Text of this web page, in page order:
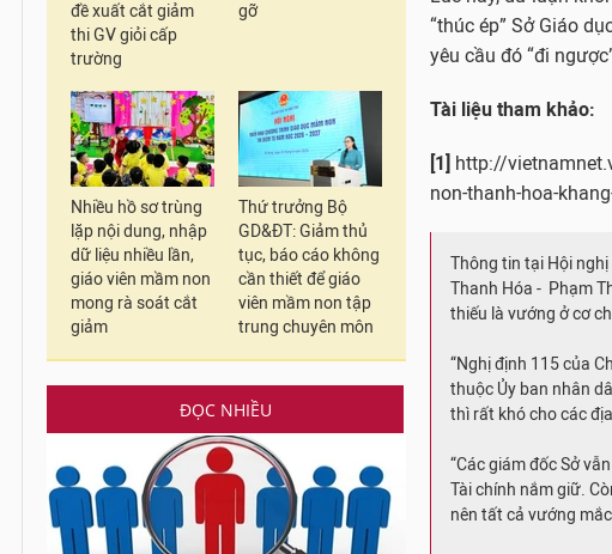
đề xuất cắt giảm
thi GV giỏi cấp
trường
gỡ
Nhiều hồ sơ trùng
lặp nội dung, nhập
dữ liệu nhiều lần,
giáo viên mầm non
mong rà soát cắt
giảm
Thứ trưởng Bộ
GD&ĐT: Giảm thủ
tục, báo cáo không
cần thiết để giáo
viên mầm non tập
trung chuyên môn
ĐỌC NHIỀU
Chỉ
Thực hiện chỉ đạo
3/3/2017 thông
sở về dạy mầm
Lớp bồi dưỡng
bắt đầu từ ngày 9/